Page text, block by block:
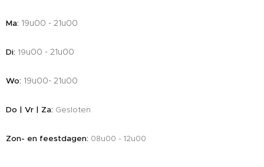
Ma: 19u00 - 21u00
Di: 19u00 - 21u00
Wo: 19u00- 21u00
Do | Vr | Za: Gesloten
Zon- en feestdagen: 08u00 - 12u00